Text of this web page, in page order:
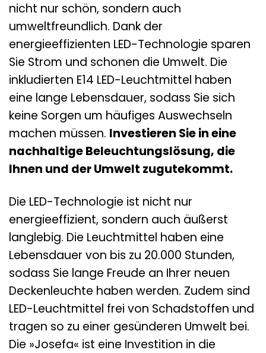
nicht nur schön, sondern auch
umweltfreundlich. Dank der
energieeffizienten LED-Technologie sparen
Sie Strom und schonen die Umwelt. Die
inkludierten E14 LED-Leuchtmittel haben
eine lange Lebensdauer, sodass Sie sich
keine Sorgen um häufiges Auswechseln
machen müssen. Investieren Sie in eine
nachhaltige Beleuchtungslösung, die
Ihnen und der Umwelt zugutekommt.
Die LED-Technologie ist nicht nur
energieeffizient, sondern auch äußerst
langlebig. Die Leuchtmittel haben eine
Lebensdauer von bis zu 20.000 Stunden,
sodass Sie lange Freude an Ihrer neuen
Deckenleuchte haben werden. Zudem sind
LED-Leuchtmittel frei von Schadstoffen und
tragen so zu einer gesünderen Umwelt bei.
Die »Josefa« ist eine Investition in die